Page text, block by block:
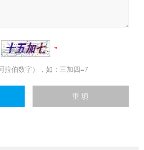
拉伯数字），如：三加四=7